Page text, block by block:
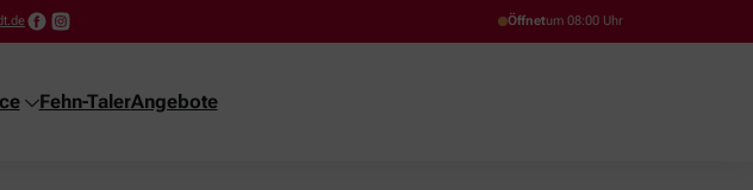
Öffnetum 08:00 Uhr
Fehn-TalerAngebote